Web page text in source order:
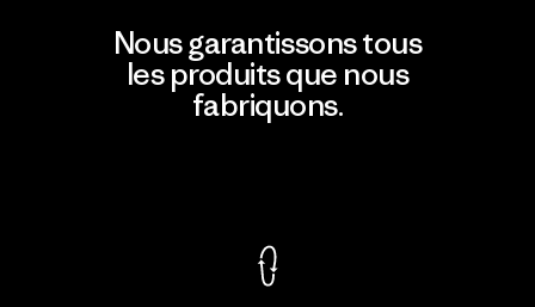
Nous garantissons tous
les produits que nous
fabriquons.